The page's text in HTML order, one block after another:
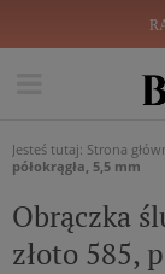
Jesteś tutaj: Strona
półokrągła, 5,5 mm
Obrączka
złoto 585,